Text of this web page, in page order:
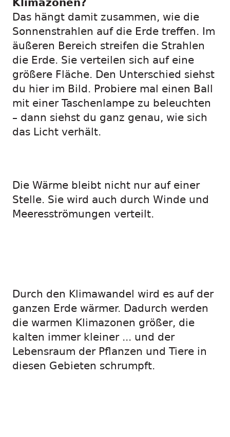
Klimazonen?
Das hängt damit zusammen, wie die
Sonnenstrahlen auf die Erde treffen. Im
äußeren Bereich streifen die Strahlen
die Erde. Sie verteilen sich auf eine
größere Fläche. Den Unterschied siehst
du hier im Bild. Probiere mal einen Ball
mit einer Taschenlampe zu beleuchten
– dann siehst du ganz genau, wie sich
das Licht verhält.
Die Wärme bleibt nicht nur auf einer
Stelle. Sie wird auch durch Winde und
Meeresströmungen verteilt.
Durch den Klimawandel wird es auf der
ganzen Erde wärmer. Dadurch werden
die warmen Klimazonen größer, die
kalten immer kleiner ... und der
Lebensraum der Pflanzen und Tiere in
diesen Gebieten schrumpft.